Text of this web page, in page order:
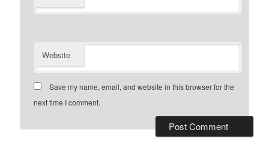
Website
Save my name, email, and website in this browser for the
next time I comment.